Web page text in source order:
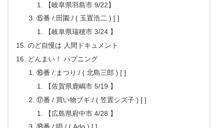
【岐阜県羽島市 9/22】
⑮番 /:田園:/ ( 玉置浩二 ) [ ]
【岐阜県瑞穂市 3/24 】
のど自慢は 人間ドキュメント
どんまい！ ハプニング
⑯番 /:まつり:/ ( 北島三郎 ) [ ]
【佐賀県鹿嶋市 5/19 】
⑰番 /:買い物ブギ:/ ( 笠置シズ子 ) [ ]
【広島県府中市 4/28 】